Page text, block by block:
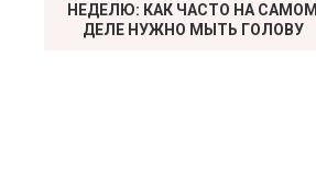
НЕДЕЛЮ: КАК ЧАСТО НА САМОМ
ДЕЛЕ НУЖНО МЫТЬ ГОЛОВУ